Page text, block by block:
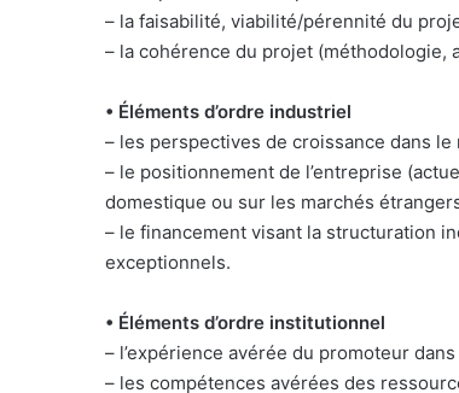
– la faisabilité, viabilité/pérennité du
– la cohérence du projet
• Éléments d’ordre industriel
– les perspectives de croissance dans le
– le positionnement de l’entreprise
domestique ou sur les marchés
– le financement visant la structuration
exceptionnels.
• Éléments d’ordre institutionnel
– l’expérience avérée du promoteur dans
– les compétences avérées des